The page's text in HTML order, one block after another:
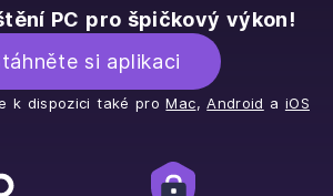
PC pro špičkový výkon!
si aplikaci
k dispozici také proMac,Android a iOS